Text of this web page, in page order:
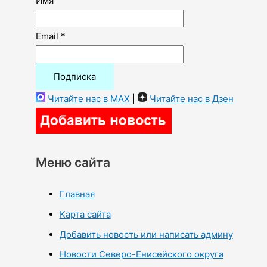
Email *
Читайте нас в MAX Читайте нас в Дзен
Меню сайта
Главная
Карта сайта
Добавить новость или написать админу
Новости Северо-Енисейского округа